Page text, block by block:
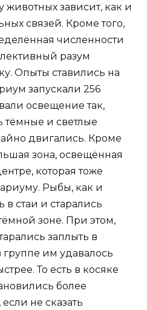
животных зависит, как и
связей. Кроме того,
численности
разум
Опыты ставились на
запускали 256
освещение так,
тёмные и светлые
двигались. Кроме
зона, освещённая
которая тоже
Рыбы, как и
стаи и старались
зоне. При этом,
заплыть в
группе им удавалось
То есть в косяке
более
не сказать